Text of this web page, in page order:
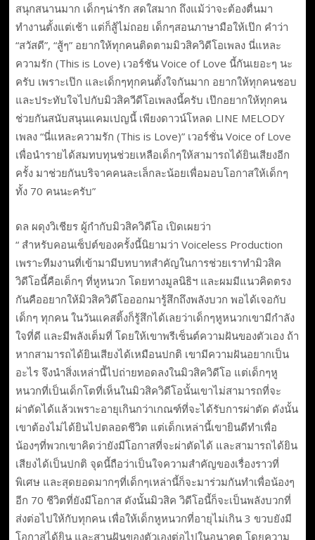
สนุกสนานมาก เด็กๆน่ารัก สดใสมาก ถึงแม้ว่าจะต้องตื่นมา
ทำงานตั้งแต่เช้า แต่ก็สู้ไม่ถอย เด็กๆสอนภาษามือให้เป๊ก คำว่า
“สวัสดี”, “สู้ๆ” อยากให้ทุกคนติดตามมิวสิควิดีโอเพลง นี่แหละ
ความรัก (This is Love) เวอร์ชัน Voice of Love นี้กันเยอะๆ นะ
ครับ เพราะเป๊ก และเด็กๆทุกคนตั้งใจกันมาก อยากให้ทุกคนชอบ
และประทับใจไปกับมิวสิควีดีโอเพลงนี้ครับ เป๊กอยากให้ทุกคน
ช่วยกันสนับสนุนแคมเปญนี้ เพียงดาวน์โหลด LINE MELODY
เพลง “นี่แหละความรัก (This is Love)” เวอร์ชั่น Voice of Love
เพื่อนำรายได้สมทบทุนช่วยเหลือเด็กๆให้สามารถได้ยินเสียงอีก
ครั้ง มาช่วยกันบริจาคคนละเล็กละน้อยเพื่อมอบโอกาสให้เด็กๆ
ทั้ง 70 คนนะครับ”
ดล ผดุงวิเชียร ผู้กำกับมิวสิควิดีโอ เปิดเผยว่า
“ สำหรับคอนเซ็ปต์ของครั้งนี้นิยามว่า Voiceless Production
เพราะทีมงานที่เข้ามามีบทบาทสำคัญในการช่วยเราทำมิวสิค
วิดีโอนี้คือเด็กๆ ที่หูหนวก โดยทางมูลนิธิฯ และผมมีแนวคิดตรง
กันคืออยากให้มิวสิควิดีโอออกมารู้สึกถึงพลังบวก พอได้เจอกับ
เด็กๆ ทุกคน ในวันแคสติ้งก็รู้สึกได้เลยว่าเด็กๆหูหนวกเขามีกำลัง
ใจที่ดี และมีพลังเต็มที่ โดยให้เขาพรีเซ็นต์ความฝันของตัวเอง ถ้า
หากสามารถได้ยินเสียงได้เหมือนปกติ เขามีความฝันอยากเป็น
อะไร จึงนำสิ่งเหล่านี้ไปถ่ายทอดลงในมิวสิควิดีโอ แต่เด็กๆหู
หนวกที่เป็นเด็กโตที่เห็นในมิวสิควิดีโอนั้นเขาไม่สามารถที่จะ
ผ่าตัดได้แล้วเพราะอายุเกินกว่าเกณฑ์ที่จะได้รับการผ่าตัด ดังนั้น
เขาต้องไม่ได้ยินไปตลอดชีวิต แต่เด็กเหล่านี้เขายินดีทำเพื่อ
น้องๆที่พวกเขาคิดว่ายังมีโอกาสที่จะผ่าตัดได้ และสามารถได้ยิน
เสียงได้เป็นปกติ จุดนี้ถือว่าเป็นใจความสำคัญของเรื่องราวที่
พิเศษ และสุดยอดมากๆที่เด็กๆเหล่านี้ก็จะมาร่วมกันทำเพื่อน้องๆ
อีก 70 ชีวิตที่ยังมีโอกาส ดังนั้นมิวสิค วิดีโอนี้ก็จะเป็นพลังบวกที่
ส่งต่อไปให้กับทุกคน เพื่อให้เด็กหูหนวกที่อายุไม่เกิน 3 ขวบยังมี
โอกาสได้ยิน และสานฝันของตัวเองต่อไปในอนาคต โดยความ